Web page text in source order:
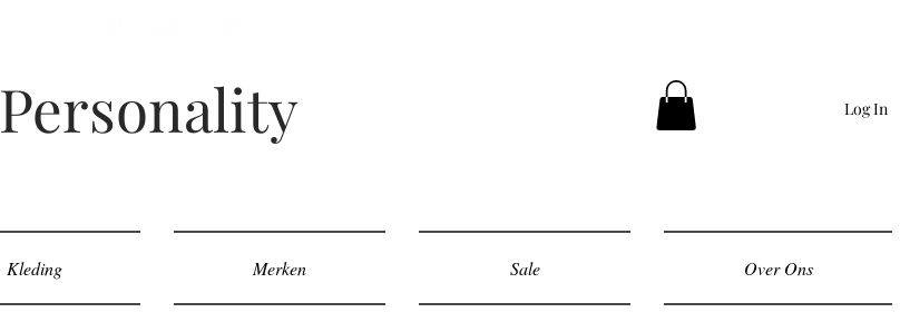
Personality Log In
Kleding Merken Sale Over Ons